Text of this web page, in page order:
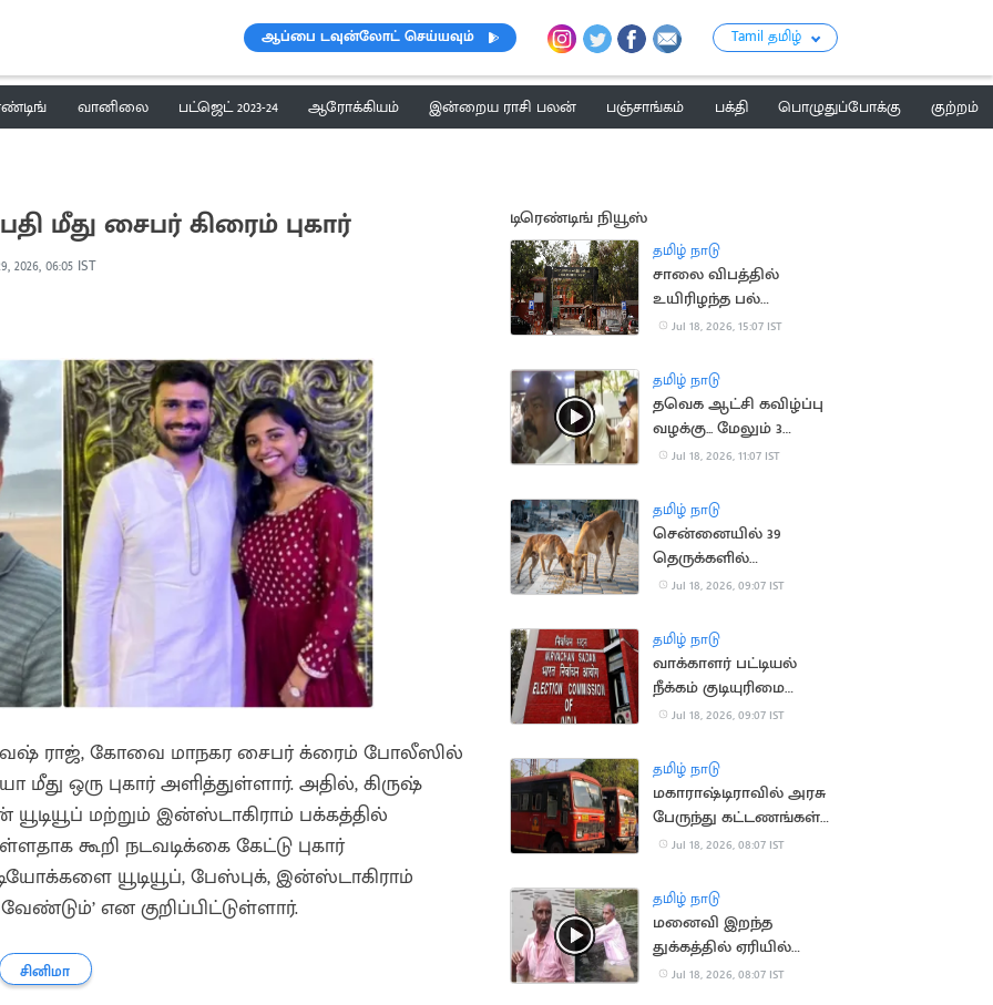
ஆப்பை டவுன்லோட் செய்யவும் Tamil தமிழ்
வானிலை பட்ஜெட் 2023-24 ஆரோக்கியம் இன்றைய ராசி பலன் பஞ்சாங்கம் பக்தி பொழுதுப்போக்கு
குற்றம்
மீது சைபர் கிரைம் புகார்
2026, 06:05 IST
ராஜ், கோவை மாநகர சைபர் க்ரைம் போலீஸில்
மீது ஒரு புகார் அளித்துள்ளார். அதில், கிருஷ்
மற்றும் இன்ஸ்டாகிராம் பக்கத்தில்
கூறி நடவடிக்கை கேட்டு புகார்
யூடியூப், பேஸ்புக், இன்ஸ்டாகிராம்
என குறிப்பிட்டுள்ளார்.
சினிமா
டிரெண்டிங் நியூஸ்
தமிழ் நாடு
சாலை விபத்தில்
உயிரிழந்த பல்
மருத்துவரின்
கோடி இழப்பீடு
Jul 18, 2026, 15:07 IST
தமிழ் நாடு
தவெக ஆட்சி கவிழ்ப்பு
வழக்கு... மேலும் 3
பேரிடம் போலீசார் தீவிர
Jul 18, 2026, 11:07 IST
தமிழ் நாடு
சென்னையில் 39
தெருக்களில்
தெருநாய்களுக்கு
Jul 18, 2026, 09:07 IST
தமிழ் நாடு
வாக்காளர் பட்டியல்
நீக்கம் குடியுரிமை
இழப்பாகாது: உச்ச
Jul 18, 2026, 09:07 IST
தமிழ் நாடு
மகாராஷ்டிராவில் அரசு
பேருந்து கட்டணங்கள்
உயர்வு
Jul 18, 2026, 08:07 IST
தமிழ் நாடு
மனைவி இறந்த
துக்கத்தில் ஏரியில்
குதித்து தற்கொலை
Jul 18, 2026, 08:07 IST